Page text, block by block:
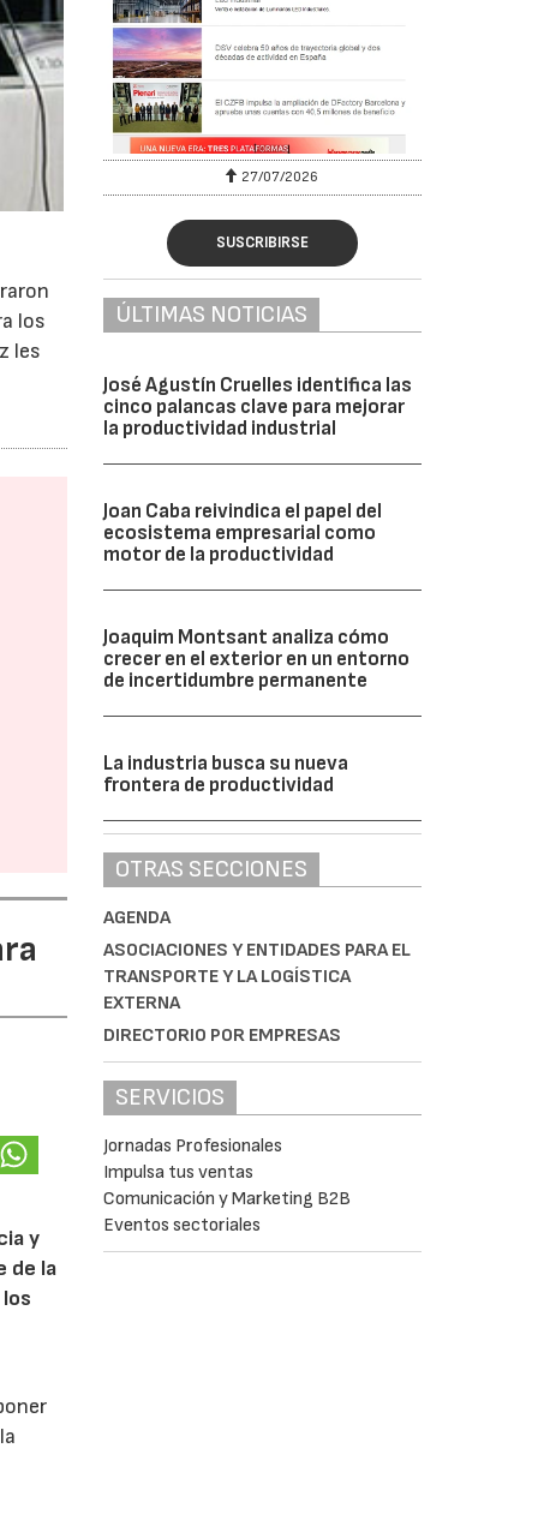
los
les
y
de la
27/07/2026
SUSCRIBIRSE
ÚLTIMAS NOTICIAS
José Agustín Cruelles identifica las
cinco palancas clave para mejorar
la productividad industrial
Joan Caba reivindica el papel del
ecosistema empresarial como
motor de la productividad
Joaquim Montsant analiza cómo
crecer en el exterior en un entorno
de incertidumbre permanente
La industria busca su nueva
frontera de productividad
OTRAS SECCIONES
AGENDA
ASOCIACIONES Y ENTIDADES PARA EL
TRANSPORTE Y LA LOGÍSTICA
EXTERNA
DIRECTORIO POR EMPRESAS
SERVICIOS
Jornadas Profesionales
Impulsa tus ventas
Comunicación y Marketing B2B
Eventos sectoriales